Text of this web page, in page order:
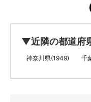
▼近隣の都道府
神奈川県(1949) 千